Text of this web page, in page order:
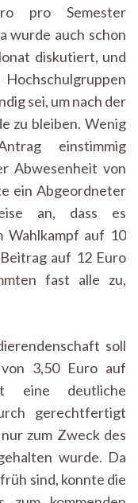
pro Semester
wurde auch schon
diskutiert, und
sei, um nach der
zu bleiben. Wenig
einstimmig
Abwesenheit von
ein Abgeordneter
an, dass es
Wahlkampf auf 10
auf 12 Euro
fast alle zu,
soll
3,50 Euro auf
eine deutliche
gerechtfertigt
zum Zweck des
wurde. Da
sind, konnte die